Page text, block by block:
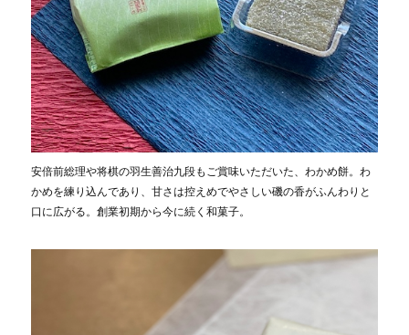
安倍前総理や将棋の羽生善治九段もご賞味いただいた、わかめ餅。わ
かめを練り込んであり、甘さは控えめでやさしい磯の香がふんわりと
口に広がる。創業初期から今に続く和菓子。